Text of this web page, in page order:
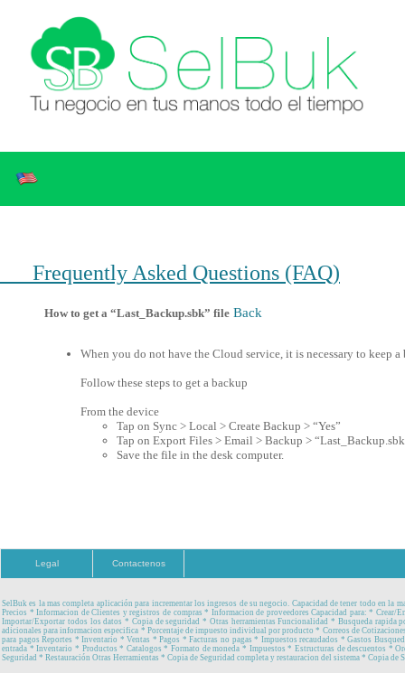
Frequently Asked Questions (FAQ)
How to get a “Last_Backup.sbk” file Back
When you do not have the Cloud service, it is necessary to keep
Follow these steps to get a backup
From the device
Tap on Sync > Local > Create Backup > “Yes”
Tap on Export Files > Email > Backup >
Save the file in the desk computer.
Legal Contactenos
SelBuk es la mas completa aplicación para incrementar los ingresos de su negocio. Capacidad de tener todo en
Precios * Informacion de Clientes y registros de compras * Informacion de proveedores Capacidad para: *
Importar/Exportar todos los datos * Copia de seguridad * Otras herramientas Funcionalidad * Busqueda
adicionales para informacion especifica * Porcentaje de impuesto individual por producto * Correos de
para pagos Reportes * Inventario * Ventas * Pagos * Facturas no pagas * Impuestos recaudados * Gastos
entrada * Inventario * Productos * Catalogos * Formato de moneda * Impuestos * Estructuras de descuentos *
Seguridad * Restauración Otras Herramientas * Copia de Seguridad completa y restauracion del sistema * Copia